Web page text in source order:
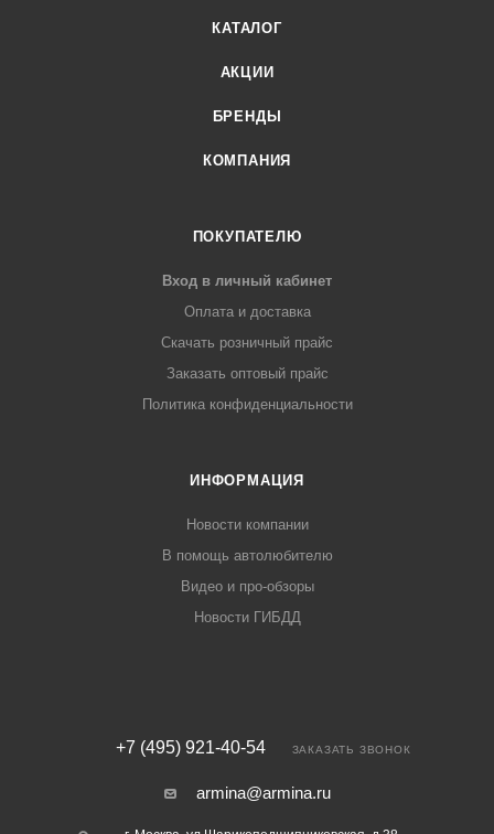
КАТАЛОГ
АКЦИИ
БРЕНДЫ
КОМПАНИЯ
ПОКУПАТЕЛЮ
Вход в личный кабинет
Оплата и доставка
Скачать розничный прайс
Заказать оптовый прайс
Политика конфиденциальности
ИНФОРМАЦИЯ
Новости компании
В помощь автолюбителю
Видео и про-обзоры
Новости ГИБДД
+7 (495) 921-40-54 ЗАКАЗАТЬ ЗВОНОК
armina@armina.ru